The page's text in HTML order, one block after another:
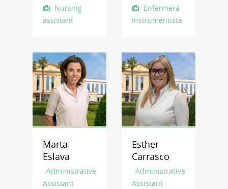
Enfermera
instrumentista
Nursing
assistant
Esther
Carrasco
Administrative
Assistant
Marta
Eslava
Administrative
Assistant